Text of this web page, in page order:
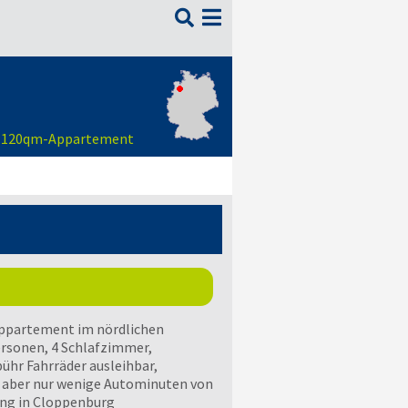

Appartement
im nördlichen
4 Schlafzimmer,
Fahrräder ausleihbar,
nur wenige Autominuten von
in Cloppenburg